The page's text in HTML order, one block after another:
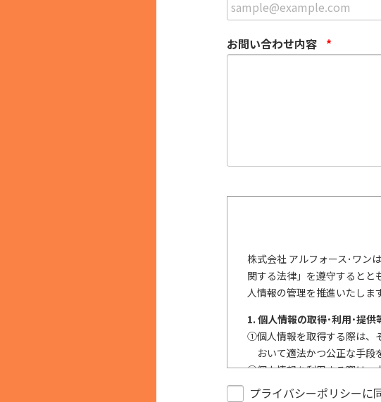
お問い合わせ内容 *
株式会社 アルフォース･ワン
関する法律」を遵守すると
人情報の管理を推進いたしま
1. 個人情報の取得･利用･提供
①個人情報を取得する際は、
おいて適法かつ公正な手段
②個人情報を利用する際は、
反する目的外利用を行なわ
プライバシーポリシーに